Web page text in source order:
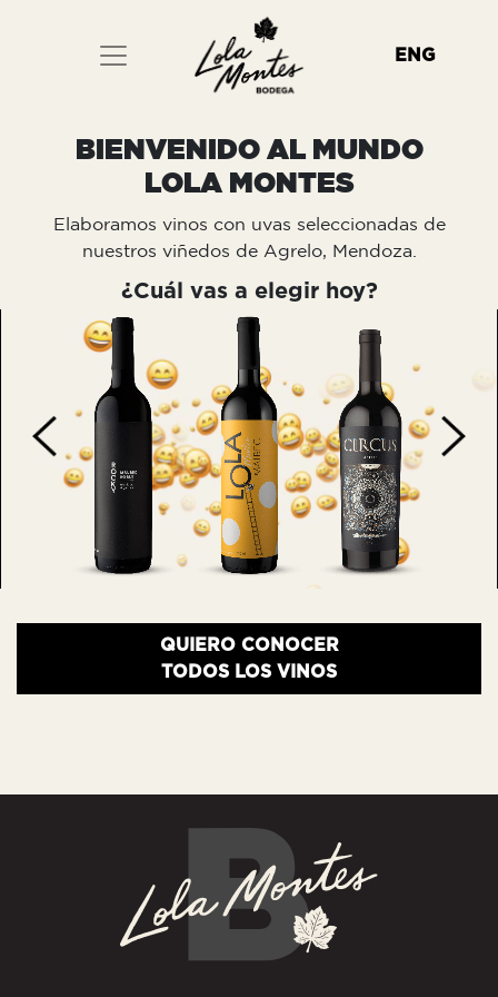
ENG
BIENVENIDO AL MUNDO
LOLA MONTES
Elaboramos vinos con uvas seleccionadas de
nuestros viñedos de Agrelo, Mendoza.
¿Cuál vas a elegir hoy?
QUIERO CONOCER
TODOS LOS VINOS